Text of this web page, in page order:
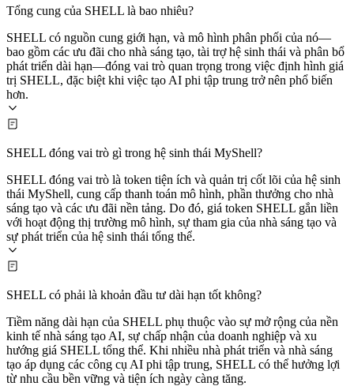
Tổng cung của SHELL là bao nhiêu?
SHELL có nguồn cung giới hạn, và mô hình phân phối của nó—
bao gồm các ưu đãi cho nhà sáng tạo, tài trợ hệ sinh thái và phân bổ
phát triển dài hạn—đóng vai trò quan trọng trong việc định hình giá
trị SHELL, đặc biệt khi việc tạo AI phi tập trung trở nên phổ biến
hơn.
SHELL đóng vai trò gì trong hệ sinh thái MyShell?
SHELL đóng vai trò là token tiện ích và quản trị cốt lõi của hệ sinh
thái MyShell, cung cấp thanh toán mô hình, phần thưởng cho nhà
sáng tạo và các ưu đãi nền tảng. Do đó, giá token SHELL gắn liền
với hoạt động thị trường mô hình, sự tham gia của nhà sáng tạo và
sự phát triển của hệ sinh thái tổng thể.
SHELL có phải là khoản đầu tư dài hạn tốt không?
Tiềm năng dài hạn của SHELL phụ thuộc vào sự mở rộng của nền
kinh tế nhà sáng tạo AI, sự chấp nhận của doanh nghiệp và xu
hướng giá SHELL tổng thể. Khi nhiều nhà phát triển và nhà sáng
tạo áp dụng các công cụ AI phi tập trung, SHELL có thể hưởng lợi
từ nhu cầu bền vững và tiện ích ngày càng tăng.